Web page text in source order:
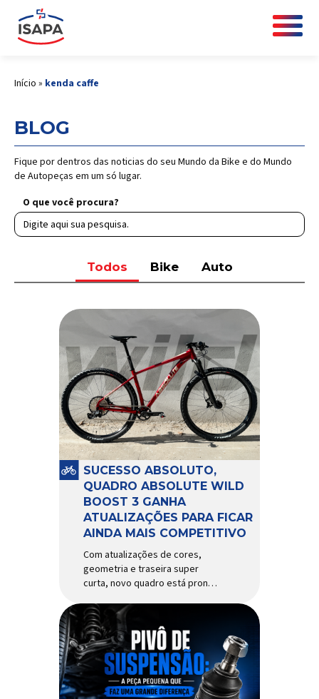
Início » kenda caffe
BLOG
Fique por dentros das noticias do seu Mundo da Bike e do Mundo
de Autopeças em um só lugar.
O que você procura?
Todos Bike Auto
SUCESSO ABSOLUTO,
QUADRO ABSOLUTE WILD
BOOST 3 GANHA
ATUALIZAÇÕES PARA FICAR
AINDA MAIS COMPETITIVO
Com atualizações de cores,
geometria e traseira super
curta, novo quadro está pronto
modelos muito mais caros e
avançados Apresentado há
alguns anos, o quadro Wild
Boost se transformou em um
dos modelos aro 29” de maior
sucesso da Absolute. Indicado